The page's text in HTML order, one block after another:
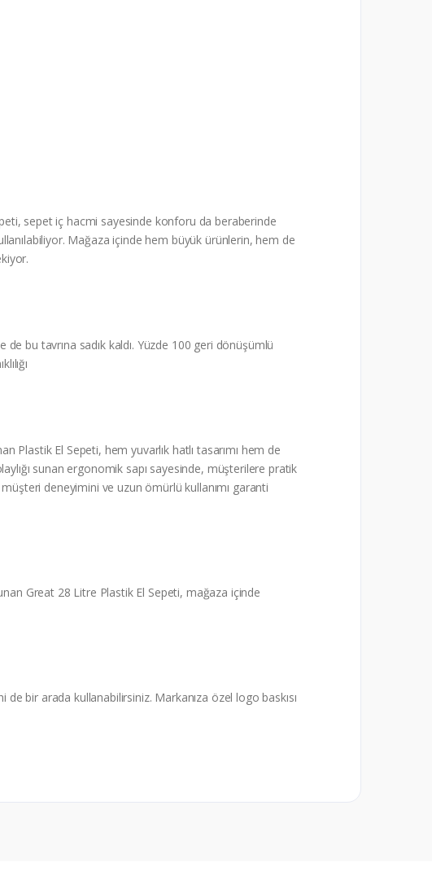
sepet iç hacmi sayesinde konforu da beraberinde
Mağaza içinde hem büyük ürünlerin, hem de
bu tavrına sadık kaldı. Yüzde 100 geri dönüşümlü
El Sepeti, hem yuvarlık hatlı tasarımı hem de
sunan ergonomik sapı sayesinde, müşterilere pratik
deneyimini ve uzun ömürlü kullanımı garanti
Great 28 Litre Plastik El Sepeti, mağaza içinde
de bir arada kullanabilirsiniz. Markanıza özel logo baskısı